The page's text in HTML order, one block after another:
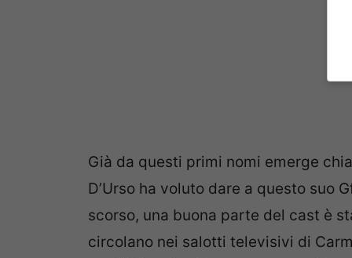
Già da questi primi nomi emerge
D’Urso ha voluto dare a questo suo
scorso, una buona parte del cast è
circolano nei salotti televisivi di